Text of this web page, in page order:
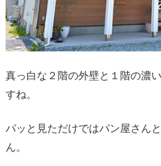
真っ白な２階の外壁と１階の濃
すね。
パッと見ただけではパン屋さん
ん。